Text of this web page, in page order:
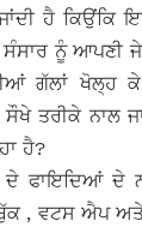
ਹੈ ਕਿਉਂਕਿ
ਨੂੰ ਆਪਣੀ
ਗੱਲਾਂ
ਸੌਖੇ ਤਰੀਕੇ ਨਾਲ
ਹੈ?
ਫਾਇਦਿਆਂ ਦੇ
, ਵਟਸ ਐਪ ਅਤੇ